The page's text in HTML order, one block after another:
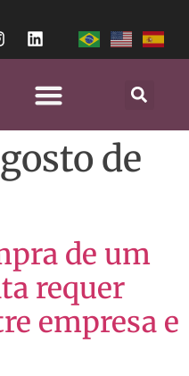
de
de um
requer
empresa e